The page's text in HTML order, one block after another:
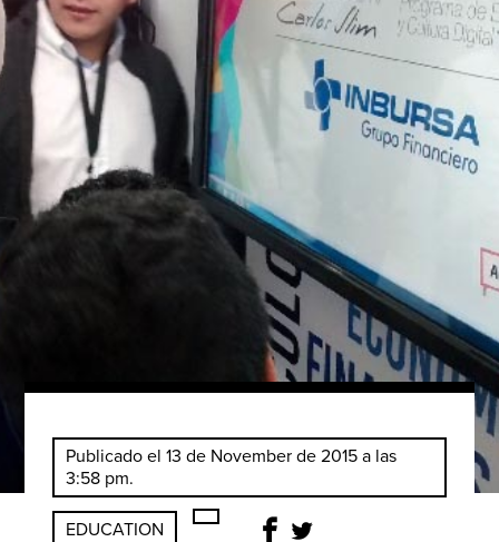
Publicado el 13 de November de 2015 a las
3:58 pm.
EDUCATION